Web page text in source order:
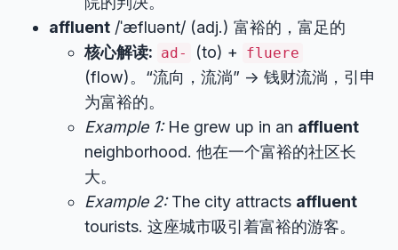
affluent /ˈæfluənt/ (adj.) 富裕的，富足的
核心解读: ad- (to) + fluere
(flow)。“流向，流淌” -> 钱财流淌，引申
为富裕的。
Example 1:He grew up in an affluent
neighborhood. 他在一个富裕的社区长
大。
Example 2:The city attracts affluent
tourists. 这座城市吸引着富裕的游客。